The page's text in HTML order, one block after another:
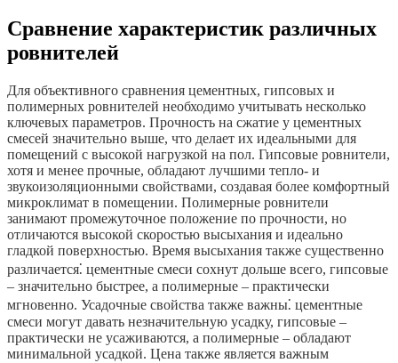
Сравнение характеристик различных
ровнителей
Для объективного сравнения цементных, гипсовых и
полимерных ровнителей необходимо учитывать несколько
ключевых параметров. Прочность на сжатие у цементных
смесей значительно выше, что делает их идеальными для
помещений с высокой нагрузкой на пол. Гипсовые ровнители,
хотя и менее прочные, обладают лучшими тепло- и
звукоизоляционными свойствами, создавая более комфортный
микроклимат в помещении. Полимерные ровнители
занимают промежуточное положение по прочности, но
отличаются высокой скоростью высыхания и идеально
гладкой поверхностью. Время высыхания также существенно
различается⁚ цементные смеси сохнут дольше всего, гипсовые
– значительно быстрее, а полимерные – практически
мгновенно. Усадочные свойства также важны⁚ цементные
смеси могут давать незначительную усадку, гипсовые –
практически не усаживаются, а полимерные – обладают
минимальной усадкой. Цена также является важным